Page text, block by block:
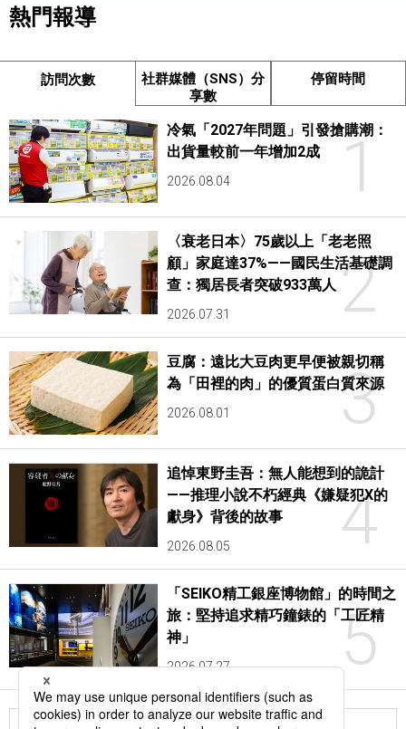
熱門報導
訪問次數
社群媒體（SNS）分
享數
停留時間
1
冷氣「2027年問題」引發搶購潮：
出貨量較前一年增加2成
2026.08.04
2
〈衰老日本〉75歲以上「老老照
顧」家庭達37%——國民生活基礎調
查：獨居長者突破933萬人
2026.07.31
3
豆腐：遠比大豆肉更早便被親切稱
為「田裡的肉」的優質蛋白質來源
2026.08.01
4
追悼東野圭吾：無人能想到的詭計
——推理小說不朽經典《嫌疑犯X的
獻身》背後的故事
2026.08.05
5
「SEIKO精工銀座博物館」的時間之
旅：堅持追求精巧鐘錶的「工匠精
神」
2026.07.27